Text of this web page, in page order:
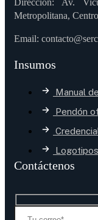
Metropolitana,
Email:
Insumos
Manual
Pendón
Contáctenos